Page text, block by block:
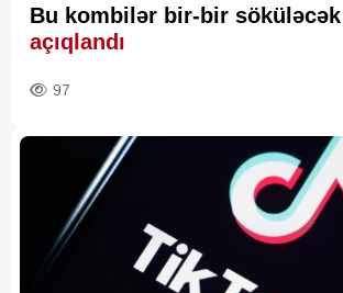
Bu kombilər bir-bir
açıqlandı
97